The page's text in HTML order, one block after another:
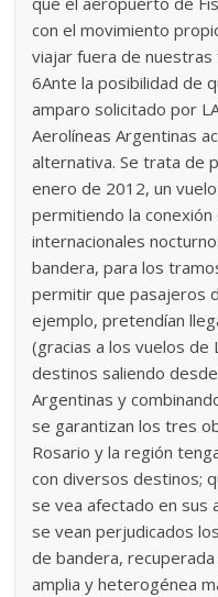
con el movimiento
viajar fuera de nuestras
6Ante la posibilidad de
amparo solicitado por
Aerolíneas Argentinas
alternativa. Se trata de
enero de 2012, un
permitiendo la
internacionales
bandera, para los
permitir que pasajeros
ejemplo, pretendían
(gracias a los vuelos de
destinos saliendo
Argentinas y
se garantizan los tres
Rosario y la región
con diversos destinos;
se vea afectado en sus
se vean perjudicados
de bandera,
amplia y heterogénea